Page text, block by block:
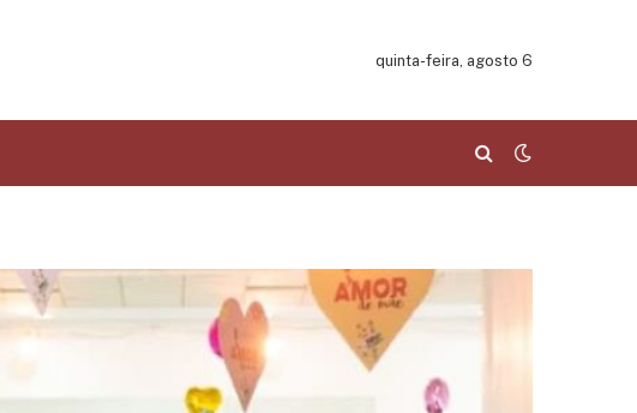
quinta-feira, agosto 6